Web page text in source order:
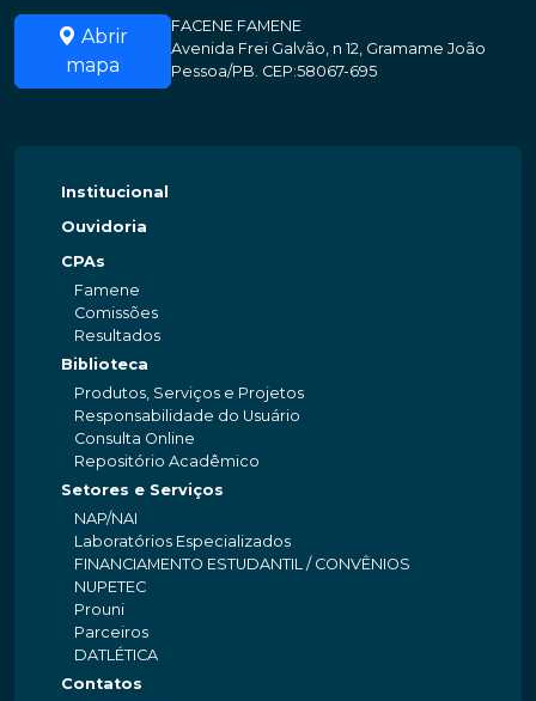
Abrir
mapa
FACENE FAMENE
Avenida Frei Galvão, n 12, Gramame João
Pessoa/PB. CEP:58067-695
Institucional
Ouvidoria
CPAs
Famene
Comissões
Resultados
Biblioteca
Produtos, Serviços e Projetos
Responsabilidade do Usuário
Consulta Online
Repositório Acadêmico
Setores e Serviços
NAP/NAI
Laboratórios Especializados
FINANCIAMENTO ESTUDANTIL / CONVÊNIOS
NUPETEC
Prouni
Parceiros
DATLÉTICA
Contatos